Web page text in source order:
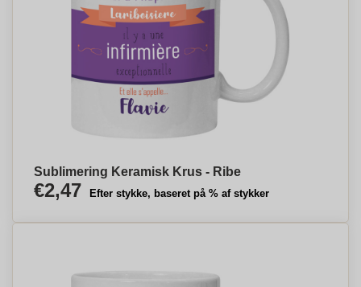
Sublimering Keramisk Krus - Ribe
€2,47 Efter stykke, baseret på % af stykker